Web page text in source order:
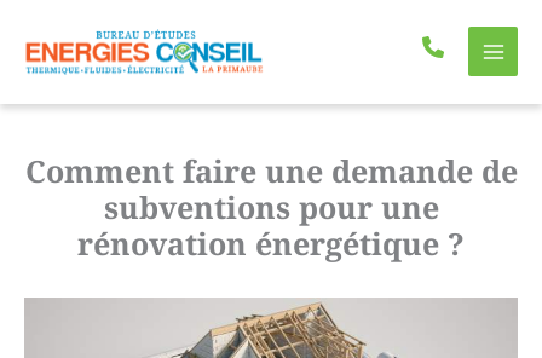
contenu
Comment faire une demande de
subventions pour une
rénovation énergétique ?